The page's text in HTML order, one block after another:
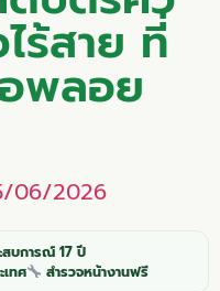
ร้สาย ที่
อพลอย
06/2026
สบการณ์ 17 ปี
ทศ
สำรวจหน้างานฟรี